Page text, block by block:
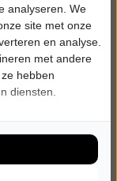
analyseren. We
site met onze
en analyse.
met andere
hebben
diensten.